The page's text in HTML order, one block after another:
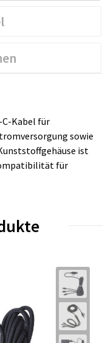
C-Kabel für
sowie
ist
für